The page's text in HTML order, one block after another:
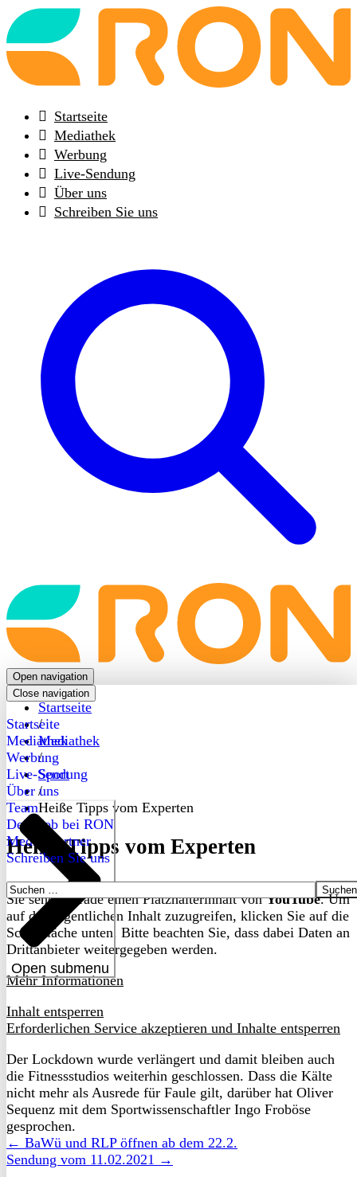
Back
to
frontpage
Startseite
Mediathek
Werbung
Live-Sendung
Über uns
Schreiben Sie uns
Back
to
frontpage
Open navigation
Close navigation
Startseite
Mediathek
Werbung
Live-Sendung
Über uns
Open submenu
Team
Dein Job bei RON
Medienpartner
Schreiben Sie uns
Suchen
nach:
Startseite
/
Mediathek
/
Sport
/
Heiße Tipps vom Experten
Heiße Tipps vom Experten
Sie sehen gerade einen Platzhalterinhalt vonYouTube. Um
auf den eigentlichen Inhalt zuzugreifen, klicken Sie auf die
Schaltfläche unten. Bitte beachten Sie, dass dabei Daten an
Drittanbieter weitergegeben werden.
Mehr Informationen
Inhalt entsperren
Erforderlichen Service akzeptieren und Inhalte entsperren
Der Lockdown wurde verlängert und damit bleiben auch
die Fitnessstudios weiterhin geschlossen. Dass die Kälte
nicht mehr als Ausrede für Faule gilt, darüber hat Oliver
Sequenz mit dem Sportwissenschaftler Ingo Froböse
gesprochen.
← BaWü und RLP öffnen ab dem 22.2.
Sendung vom 11.02.2021 →